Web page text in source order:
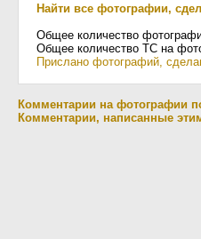
Найти все фотографии,
Общее количество
Общее количество ТС на
Прислано фотографий,
Комментарии на фотографии
Комментарии, написанные